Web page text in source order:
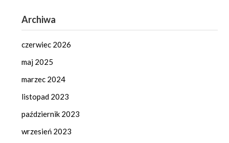
Archiwa
czerwiec 2026
maj 2025
marzec 2024
listopad 2023
październik 2023
wrzesień 2023